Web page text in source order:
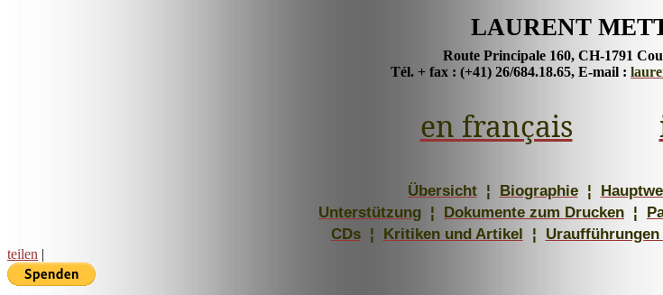
LAURENT
Route Principale 160, CH-1791
Tél. + fax : (+41) 26/684.18.65, E-mail :
en français
Übersicht ¦ Biographie ¦
Unterstützung ¦ Dokumente zum Drucken ¦
CDs ¦ Kritiken und Artikel ¦
teilen |